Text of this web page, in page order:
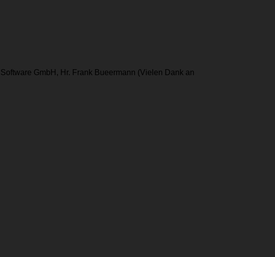
GmbH, Hr. Frank Bueermann (Vielen Dank an